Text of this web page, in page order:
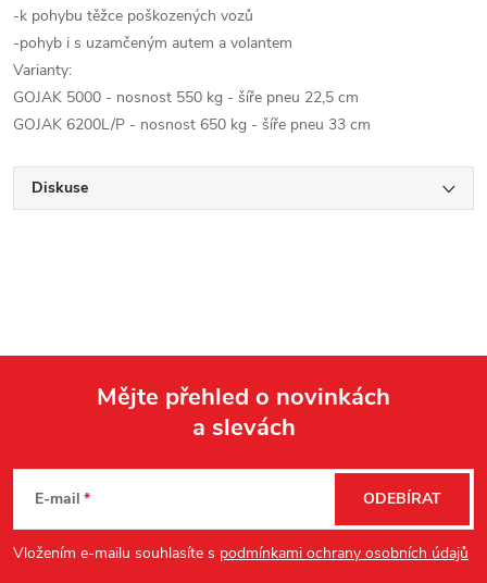
-k pohybu těžce poškozených vozů
-pohyb i s uzamčeným autem a volantem
Varianty:
GOJAK 5000 - nosnost 550 kg - šíře pneu 22,5 cm
GOJAK 6200L/P - nosnost 650 kg - šíře pneu 33 cm
Diskuse
p
Mějte přehled o novinkách
a slevách
E-mail
Vložením e-mailu souhlasíte s podmínkami ochrany osobních údajů
ODEBÍRAT